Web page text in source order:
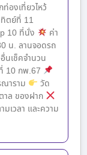
องเที่ยวไหว้
ทิตย์ที่ 11
10 ที่นั่ง
ค่า
น. ลานจอดรถ
นเช็คจำนวน
10 กพ.67
าราม
วัด
าล ของฝาก
มเวลา และความ